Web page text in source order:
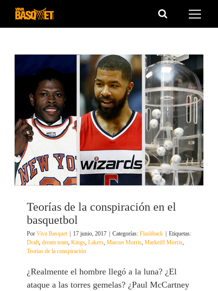
Saltar
Teorías de la conspiración en el
basquetbol
Por Viva Basquet 17 junio, 2017 Categorías: Flashback
Etiquetas:
Draft, dream team, Kings, Lakers, Marcus Morris, Markeiff Morris,
Teorías de la conspiración
¿Realmente el hombre llegó a la luna? ¿El
ataque a las torres gemelas? ¿Paul McCartney